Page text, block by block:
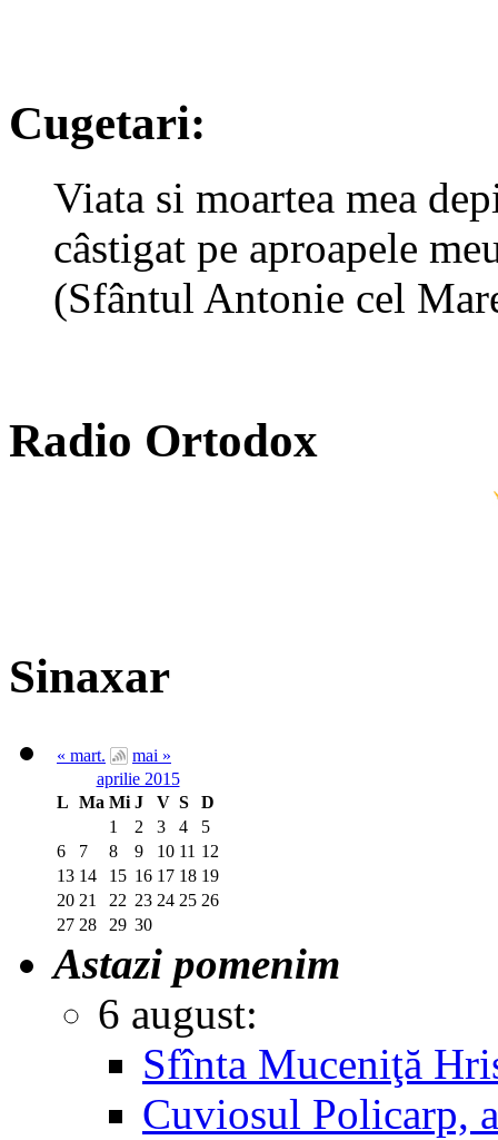
Cugetari:
Viata si moartea mea
câstigat pe aproapele
(Sfântul Antonie cel
Radio Ortodox
Sinaxar
« mart.
mai »
aprilie 2015
L Ma Mi J V S
D
1
2 3 4
5
6
7 8 9 10 11 12
13 14 15 16 17 18 19
20 21 22 23 24 25 26
27 28 29 30
Astazi pomenim
6 august:
Sfînta Muceniţă
Cuviosul Policarp,